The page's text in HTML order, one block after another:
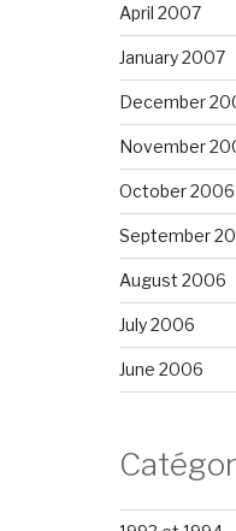
April 2007
January 2007
December
November
October 2006
September
August 2006
July 2006
June 2006